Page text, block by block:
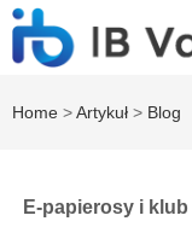
Home >Artykuł > Blog
E-papierosy i